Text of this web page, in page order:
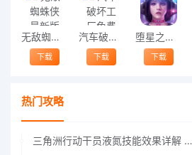
无敌蜘蛛侠最新版
下载
汽车破坏工厂免费版
下载
堕星之城官方版
下载
热门攻略
三角洲行动干员液氮技能效果详解 三角洲行动干员液氮技能介绍